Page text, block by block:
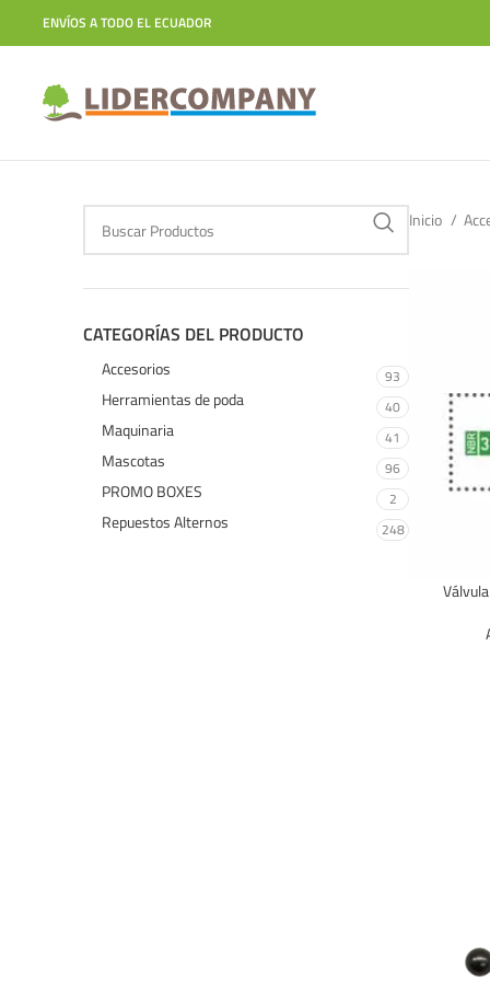
ENVÍOS A TODO EL ECUADOR
CATEGORÍAS DEL PRODUCTO
Accesorios 93
Herramientas de poda 40
Maquinaria 41
Mascotas 96
PROMO BOXES 2
Repuestos Alternos 248
Inicio